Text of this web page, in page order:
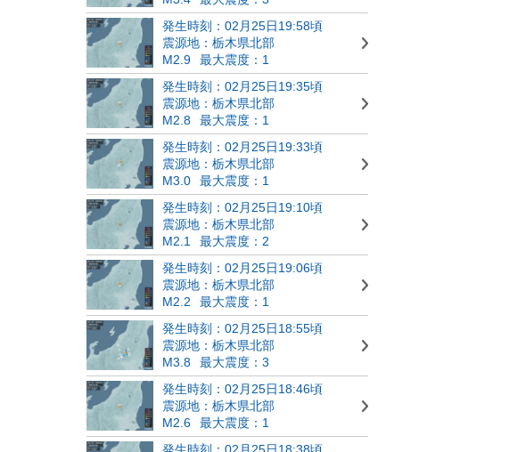
発生時刻：02月25日19:58頃
震源地：栃木県北部
M2.9
最大震度：1
発生時刻：02月25日19:35頃
震源地：栃木県北部
M2.8
最大震度：1
発生時刻：02月25日19:33頃
震源地：栃木県北部
M3.0
最大震度：1
発生時刻：02月25日19:10頃
震源地：栃木県北部
M2.1
最大震度：2
発生時刻：02月25日19:06頃
震源地：栃木県北部
M2.2
最大震度：1
発生時刻：02月25日18:55頃
震源地：栃木県北部
M3.8
最大震度：3
発生時刻：02月25日18:46頃
震源地：栃木県北部
M2.6
最大震度：1
発生時刻：02月25日18:38頃